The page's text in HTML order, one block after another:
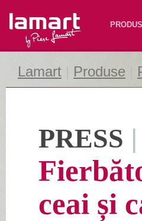
Lamart
Lamart Produse
PRESS |
ceai și